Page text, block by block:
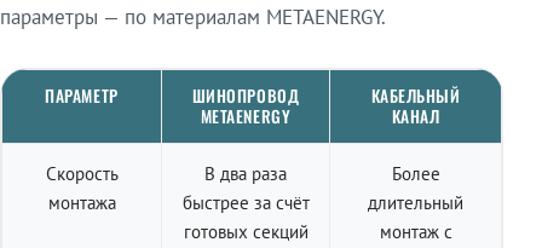
параметры — по материалам METAENERGY.
ПАРАМЕТР
ШИНОПРОВОД
METAENERGY
КАБЕЛЬНЫЙ
КАНАЛ
Скорость
монтажа
В два раза
быстрее за счёт
готовых секций
Более
длительный
монтаж с